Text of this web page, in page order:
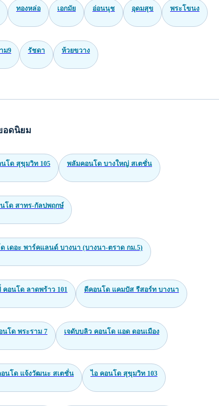
ทองหล่อ เอกมัย อ่อนนุช อุดมสุข พระโขนง
ม9 รัชดา ห้วยขวาง
อดนิยม
นโด สุขุมวิท 105 พลัมคอนโด บางใหญ่ สเตชั่น
นโด สาทร-กัลปพฤกษ์
เดอะ พาร์คแลนด์ บางนา (บางนา-ตราด กม.5)
คอนโด ลาดพร้าว 101 ดีคอนโด แคมปัส รีสอร์ท บางนา
นโด พระราม 7 เจดับบลิว คอนโด แอด ดอนเมือง
นโด แจ้งวัฒนะ สเตชั่น ไอ คอนโด สุขุมวิท 103